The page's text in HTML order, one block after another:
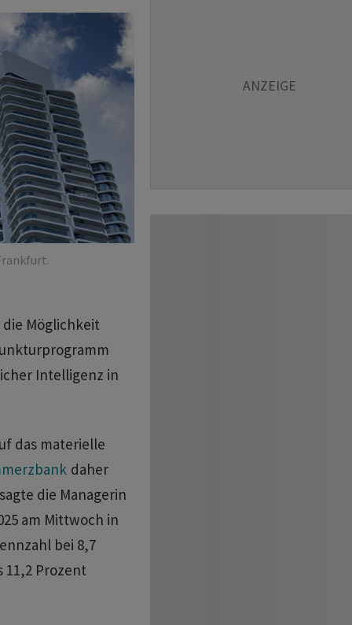
Möglichkeit
Intelligenz in
das materielle
daher
die Managerin
am Mittwoch in
bei 8,7
11,2 Prozent